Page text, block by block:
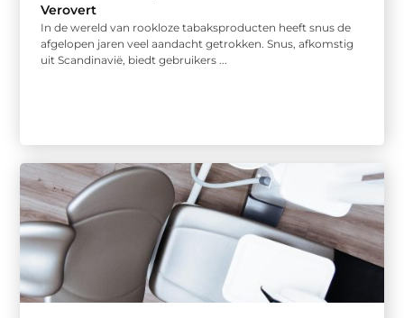
Verovert
In de wereld van rookloze tabaksproducten heeft snus de
afgelopen jaren veel aandacht getrokken. Snus, afkomstig
uit Scandinavië, biedt gebruikers ...